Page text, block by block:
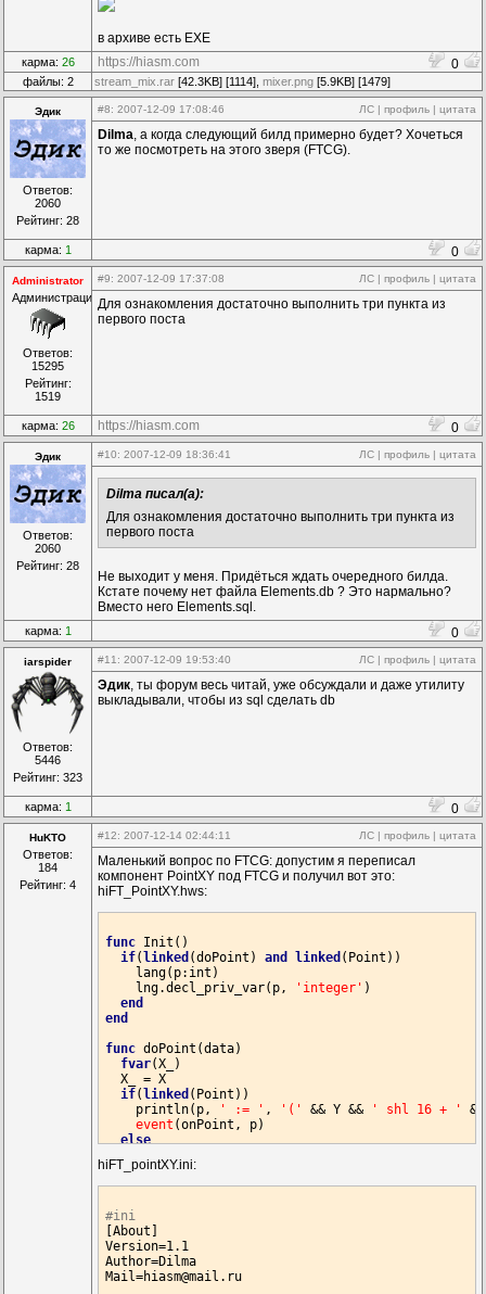
в архиве есть EXE
карма: 26 https://hiasm.com 0
файлы: 2 stream_mix.rar [42.3KB] [1114], mixer.png [5.9KB] [1479]
Эдик
Ответов:
2060
Рейтинг: 28
#8: 2007-12-09 17:08:46 ЛС | профиль | цитата
Dilma, а когда следующий билд примерно будет? Хочеться
то же посмотреть на этого зверя (FTCG).
карма: 1 0
Administrator
Администрация
Ответов:
15295
Рейтинг:
1519
#9: 2007-12-09 17:37:08 ЛС | профиль | цитата
Для ознакомления достаточно выполнить три пункта из
первого поста
карма: 26 https://hiasm.com 0
Эдик
Ответов:
2060
Рейтинг: 28
#10: 2007-12-09 18:36:41 ЛС | профиль | цитата
Dilma писал(а):
Для ознакомления достаточно выполнить три пункта из
первого поста
Не выходит у меня. Придёться ждать очередного билда.
Кстате почему нет файла Elements.db ? Это нармально?
Вместо него Elements.sql.
карма: 1 0
iarspider
Ответов:
5446
Рейтинг: 323
#11 : 2007-12-09 19:53:40 ЛС | профиль | цитата
Эдик, ты форум весь читай, уже обсуждали и даже утилиту
выкладывали, чтобы из sql сделать db
карма: 1 0
HuKTO
Ответов:
184
Рейтинг: 4
#12: 2007-12-14 02:44:11 ЛС | профиль | цитата
Маленький вопрос по FTCG: допустим я переписал
компонент PointXY под FTCG и получил вот это:
hiFT_PointXY.hws:
func Init()
if( linked (doPoint) and linked (Point))
    lang(p:int)
    lng.decl_priv_var(p,
'integer' )
end
end
func doPoint(data)
fvar(X_)
  X_ = X
if( linked (Point))
    println(p,
' := ' , '(' && Y && ' shl 16 + '
event (onPoint, p)
else
end
end
func
if(linked
return (p)
else
return('(' && Y &&
hiFT_pointXY.ini:
#ini
[About]
Version=1.1
Author=Dilma
Mail=hiasm@mail .ru